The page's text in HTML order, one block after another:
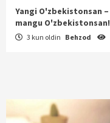
Yangi O'zbekistonsan –
mangu O'zbekistonsan!
3 kun oldin Behzod